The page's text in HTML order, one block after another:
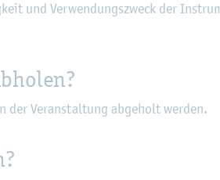
und Ver­wen­dungs­zweck der
der Ver­an­stal­tung ab­ge­holt wer­den.